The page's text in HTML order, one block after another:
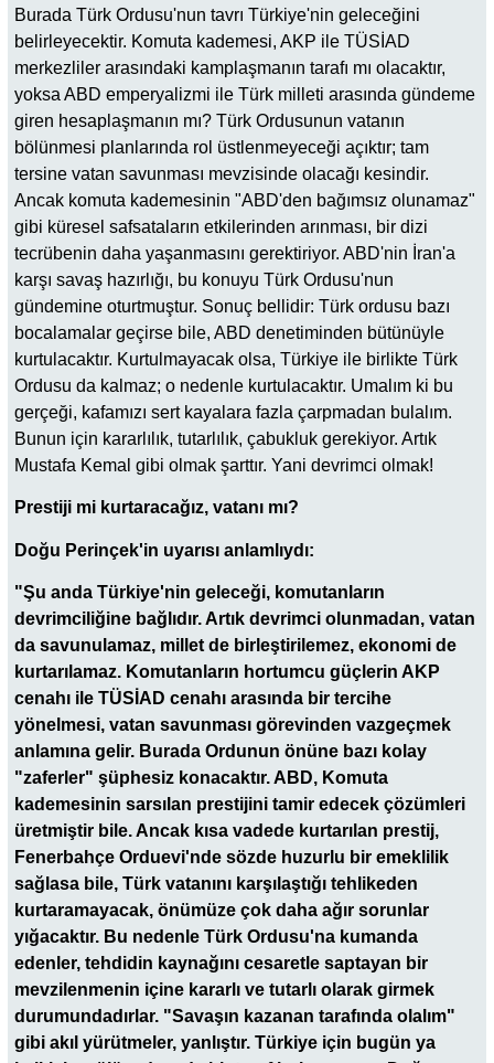
Burada Türk Ordusu'nun tavrı Türkiye'nin geleceğini
belirleyecektir. Komuta kademesi, AKP ile TÜSİAD
merkezliler arasındaki kamplaşmanın tarafı mı olacaktır,
yoksa ABD emperyalizmi ile Türk milleti arasında gündeme
giren hesaplaşmanın mı? Türk Ordusunun vatanın
bölünmesi planlarında rol üstlenmeyeceği açıktır; tam
tersine vatan savunması mevzisinde olacağı kesindir.
Ancak komuta kademesinin "ABD'den bağımsız olunamaz"
gibi küresel safsataların etkilerinden arınması, bir dizi
tecrübenin daha yaşanmasını gerektiriyor. ABD'nin İran'a
karşı savaş hazırlığı, bu konuyu Türk Ordusu'nun
gündemine oturtmuştur. Sonuç bellidir: Türk ordusu bazı
bocalamalar geçirse bile, ABD denetiminden bütünüyle
kurtulacaktır. Kurtulmayacak olsa, Türkiye ile birlikte Türk
Ordusu da kalmaz; o nedenle kurtulacaktır. Umalım ki bu
gerçeği, kafamızı sert kayalara fazla çarpmadan bulalım.
Bunun için kararlılık, tutarlılık, çabukluk gerekiyor. Artık
Mustafa Kemal gibi olmak şarttır. Yani devrimci olmak!
Prestiji mi kurtaracağız, vatanı mı?
Doğu Perinçek'in uyarısı anlamlıydı:
"Şu anda Türkiye'nin geleceği, komutanların
devrimciliğine bağlıdır. Artık devrimci olunmadan, vatan
da savunulamaz, millet de birleştirilemez, ekonomi de
kurtarılamaz. Komutanların hortumcu güçlerin AKP
cenahı ile TÜSİAD cenahı arasında bir tercihe
yönelmesi, vatan savunması görevinden vazgeçmek
anlamına gelir. Burada Ordunun önüne bazı kolay
"zaferler" şüphesiz konacaktır. ABD, Komuta
kademesinin sarsılan prestijini tamir edecek çözümleri
üretmiştir bile. Ancak kısa vadede kurtarılan prestij,
Fenerbahçe Orduevi'nde sözde huzurlu bir emeklilik
sağlasa bile, Türk vatanını karşılaştığı tehlikeden
kurtaramayacak, önümüze çok daha ağır sorunlar
yığacaktır. Bu nedenle Türk Ordusu'na kumanda
edenler, tehdidin kaynağını cesaretle saptayan bir
mevzilenmenin içine kararlı ve tutarlı olarak girmek
durumundadırlar. "Savaşın kazanan tarafında olalım"
gibi akıl yürütmeler, yanlıştır. Türkiye için bugün ya